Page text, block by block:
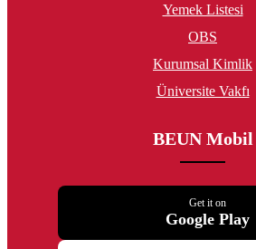
Yemek Listesi
OBS
Kurumsal Kimlik
Üniversite Vakfı
BEUN Mobil
Get it on
Google Play